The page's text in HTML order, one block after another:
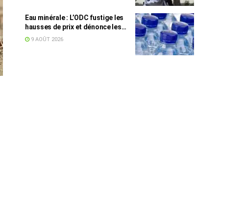
Eau minérale : L’ODC fustige les
hausses de prix et dénonce les
profiteurs de la pénurie
9 AOÛT 2026